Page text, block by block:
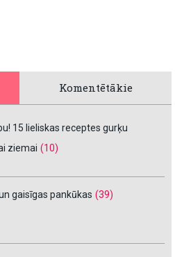
Komentētākie
15 lieliskas receptes gurķu
ziemai (10)
gaisīgas pankūkas (39)